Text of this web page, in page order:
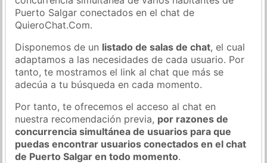
Puerto Salgar conectados en el chat de
QuieroChat.Com.
Disponemos de un listado de salas de chat, el cual
adaptamos a las necesidades de cada usuario. Por
tanto, te mostramos el link al chat que más se
adecúa a tu búsqueda en cada momento.
Por tanto, te ofrecemos el acceso al chat en
nuestra recomendación previa, por razones de
concurrencia simultánea de usuarios para que
puedas encontrar usuarios conectados en el chat
de Puerto Salgar en todo momento.